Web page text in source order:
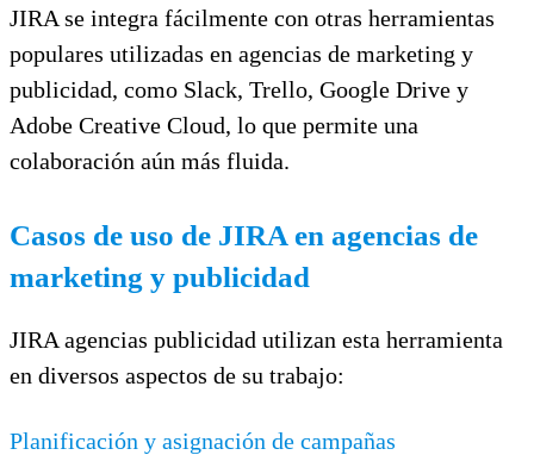
JIRA se integra fácilmente con otras herramientas
populares utilizadas en agencias de marketing y
publicidad, como Slack, Trello, Google Drive y
Adobe Creative Cloud, lo que permite una
colaboración aún más fluida.
Casos de uso de JIRA en agencias de
marketing y publicidad
JIRA agencias publicidad utilizan esta herramienta
en diversos aspectos de su trabajo:
Planificación y asignación de campañas